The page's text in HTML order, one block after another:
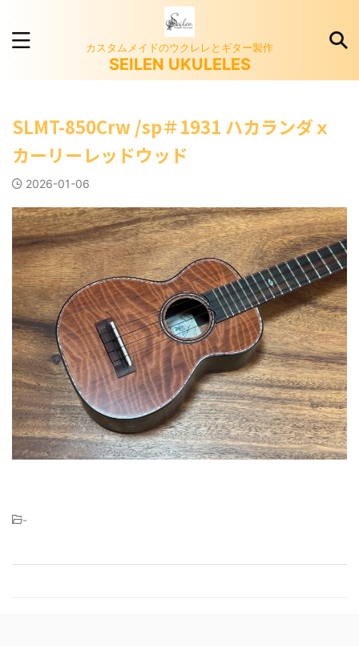
カスタムメイドのウクレレとギター製作
SEILEN UKULELES
SLMT-850Crw /sp＃1931 ハカランダｘ
カーリーレッドウッド
2026-01-06
-